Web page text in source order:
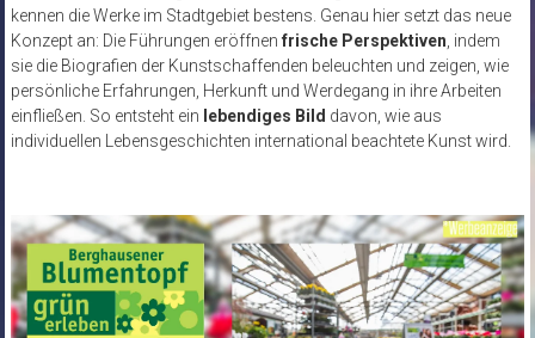
kennen die Werke im Stadtgebiet bestens. Genau hier setzt das neue
Konzept an: Die Führungen eröffnen frische Perspektiven , indem
sie die Biografien der Kunstschaffenden beleuchten und zeigen, wie
persönliche Erfahrungen, Herkunft und Werdegang in ihre Arbeiten
einfließen. So entsteht ein lebendiges Bild davon, wie aus
individuellen Lebensgeschichten international beachtete Kunst wird.